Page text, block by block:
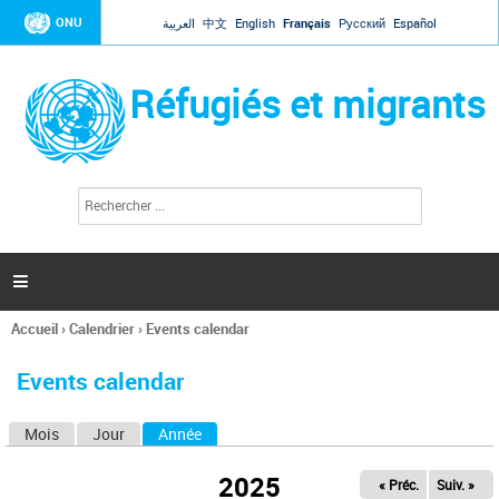
Jump to navigation
ONU العربية 中文 English Français Русский Español
Réfugiés et migrants
l
c
h
e

Vous
ici
Accueil›Calendrier› Events calendar
Events calendar
Mois Jour Année
2025 « Préc. Suiv. »